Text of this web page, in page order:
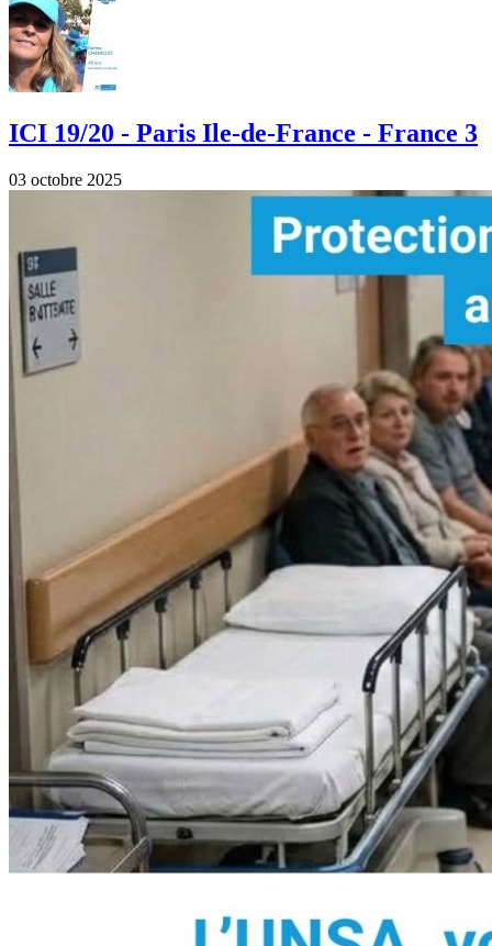
ICI 19/20 - Paris Ile-de-France - France 3
03 octobre 2025